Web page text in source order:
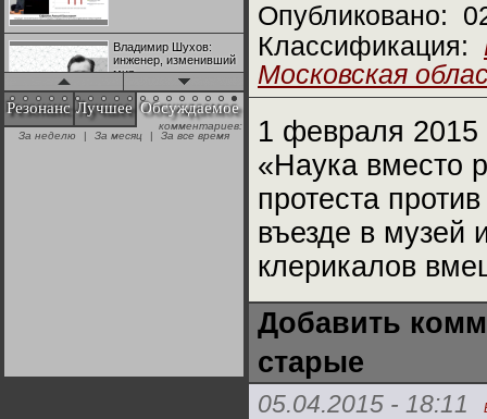
Владимир Шухов:
инженер, изменивший
мир
"Аркадий Коц" на
эгалите-фесте "Не
Резонанс Лучшее Обсуждаемое
комментариев:
За неделю
| За месяц | За все время
Опубликовано:
Классификация:
Московская
1 февраля 2015
«Наука вместо
протеста
въезде в музей
клерикалов
Добавить
старые
05.04.2015 - 18:11